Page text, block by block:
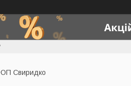
Свиридко